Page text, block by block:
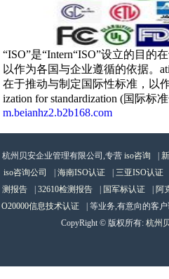
“ISO”是“Intern“ISO”设立的目的
以作为各国与企业遵循的依据。
在于推动与制定国际性标准，以
ization for standardization (国际标
m.beianhz2.b2b168.com
杭州贝安企业管理有限公司,专营 iso咨询
iso咨询公司
海南ISO认证 三亚ISO认证
测报告
32610检测报告 国军标认证 阿
O20000信息技术认证
| 等业务,有意向的客
CopyRight © 版权所有: 杭州